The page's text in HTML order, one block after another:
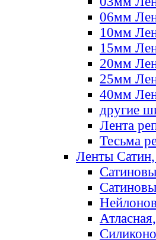
06мм
10мм
15мм
20мм
25мм
40мм
другие
Лента
Тесьма
Ленты